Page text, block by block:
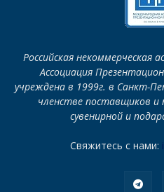
Российская некоммерческая
Ассоциация
учреждена в 1999г. в Санкт-
членстве поставщиков и
сувенирной и
Свяжитесь с нами: